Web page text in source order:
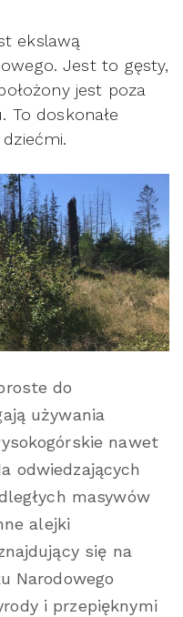
ekslawą
Jest to gęsty,
jest poza
To doskonałe
do
używania
nawet
odwiedzających
masywów
alejki
się na
Narodowego
i przepięknymi